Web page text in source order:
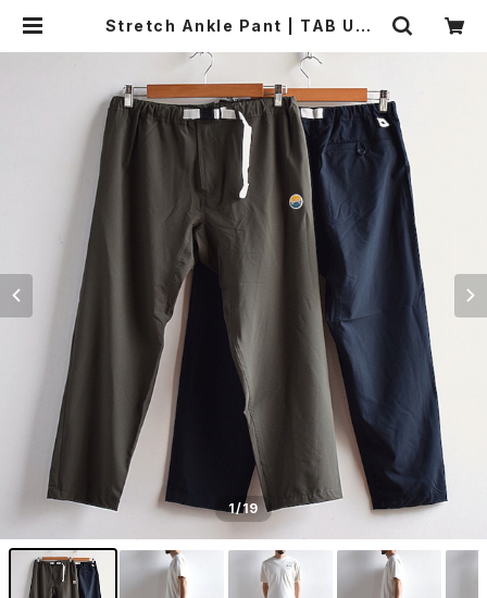
Stretch Ankle Pant | TAB UND
1/19